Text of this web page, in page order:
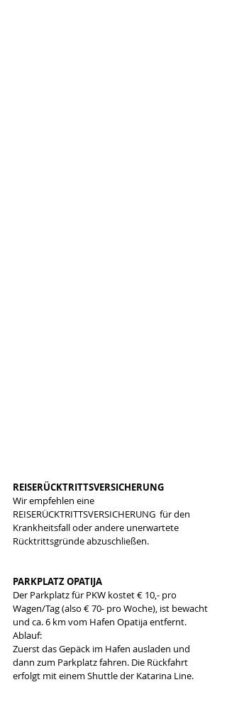
REISERÜCKTRITTSVERSICHERUNG
Wir empfehlen eine
REISERÜCKTRITTSVERSICHERUNG  für den
Krankheitsfall oder andere unerwartete
Rücktrittsgründe abzuschließen.
PARKPLATZ OPATIJA
Der Parkplatz für PKW kostet € 10,- pro
Wagen/Tag (also € 70- pro Woche), ist bewacht
und ca. 6 km vom Hafen Opatija entfernt.
Ablauf:
Zuerst das Gepäck im Hafen ausladen und
dann zum Parkplatz fahren. Die Rückfahrt
erfolgt mit einem Shuttle der Katarina Line.